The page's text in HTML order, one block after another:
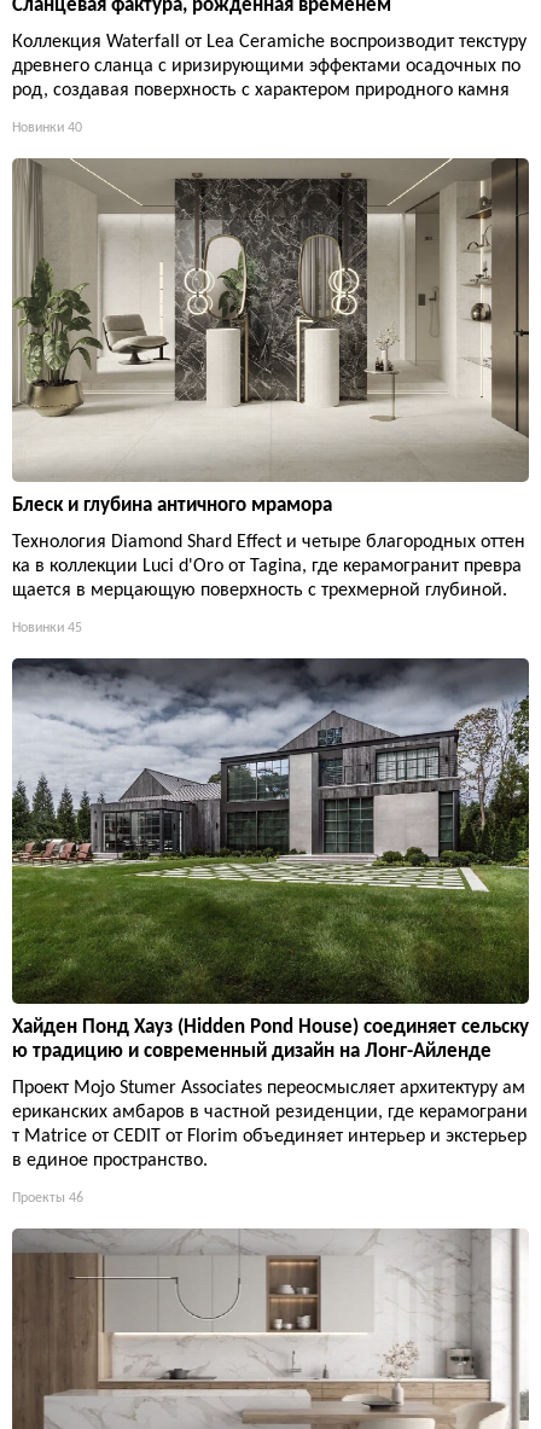
Сланцевая фактура, рожденная временем
Коллекция Waterfall от Lea Ceramiche воспроизводит текстуру
древнего сланца с иризирующими эффектами осадочных по
род, создавая поверхность с характером природного камня
Новинки 40
Блеск и глубина античного мрамора
Технология Diamond Shard Effect и четыре благородных оттен
ка в коллекции Luci d'Oro от Tagina, где керамогранит превра
щается в мерцающую поверхность с трехмерной глубиной.
Новинки 45
Хайден Понд Хауз (Hidden Pond House) соединяет сельску
ю традицию и современный дизайн на Лонг-Айленде
Проект Mojo Stumer Associates переосмысляет архитектуру ам
ериканских амбаров в частной резиденции, где керамограни
т Matrice от CEDIT от Florim объединяет интерьер и экстерьер
в единое пространство.
Проекты 46